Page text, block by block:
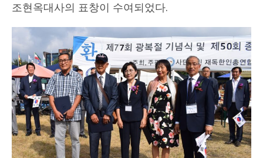
조현옥대사의 표창이 수여되었다.